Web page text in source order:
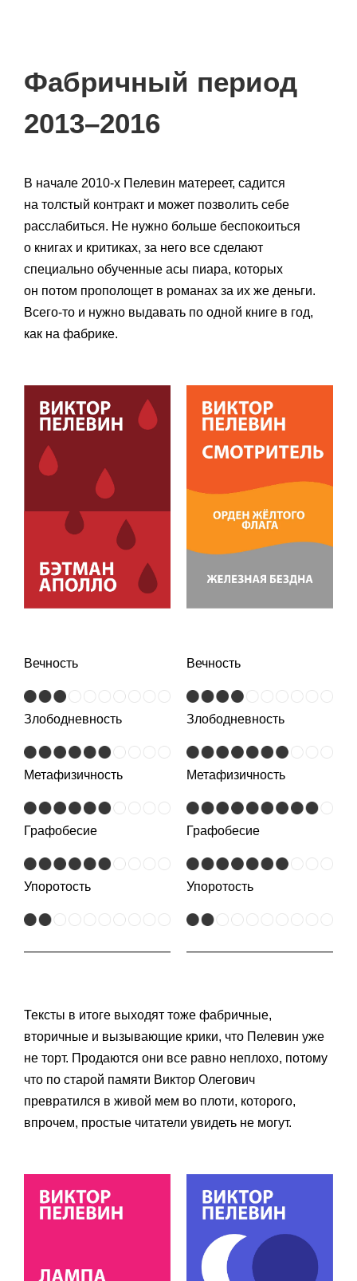
Фабричный период
2013–2016
В начале 2010-х Пелевин матереет, садится
на толстый контракт и может позволить себе
расслабиться. Не нужно больше беспокоиться
о книгах и критиках, за него все сделают
специально обученные асы пиара, которых
он потом прополощет в романах за их же деньги.
Всего-то и нужно выдавать по одной книге в год,
как на фабрике.
Вечность
Злободневность
Метафизичность
Графобесие
Упоротость
Вечность
Злободневность
Метафизичность
Графобесие
Упоротость
Тексты в итоге выходят тоже фабричные,
вторичные и вызывающие крики, что Пелевин уже
не торт. Продаются они все равно неплохо, потому
что по старой памяти Виктор Олегович
превратился в живой мем во плоти, которого,
впрочем, простые читатели увидеть не могут.